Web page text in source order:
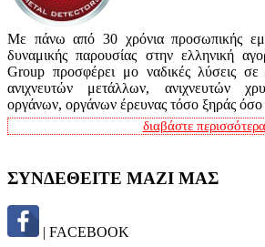
Με πάνω από 30 χρόνια προσωπικής
δυναμικής παρουσίας στην ελληνική
Group προσφέρει μο ναδικές λύσεις σε
ανιχνευτών μετάλλων, ανιχνευτών
οργάνων, οργάνων έρευνας τόσο ξηράς όσο
διαβάστε περισσότερα
ΣΥΝΔΕΘΕΙΤΕ ΜΑΖΙ ΜΑΣ
| FACEBOOK